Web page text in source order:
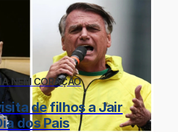
NEM CORAÇÃO
de filhos a Jair
dos Pais